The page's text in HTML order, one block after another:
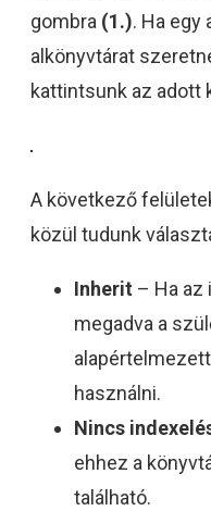
gombra (1.). Ha egy
alkönyvtárat
kattintsunk az adott
A következő
közül tudunk
Inherit – Ha az
megadva a
használni.
Nincs
ehhez a
található.